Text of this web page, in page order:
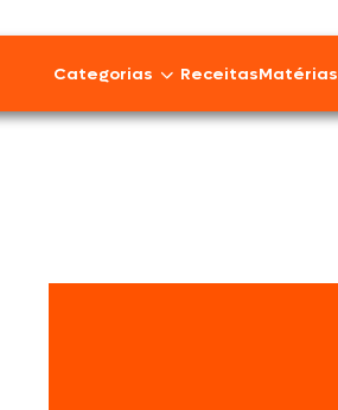
Categorias ReceitasMatérias